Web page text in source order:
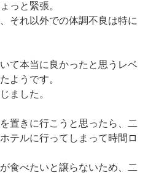
っと緊張。
それ以外での体調不良は特に
て本当に良かったと思うレベ
ようです。
ました。
置きに行こうと思ったら、二
テルに行ってしまって時間ロ
食べたいと譲らないため、二